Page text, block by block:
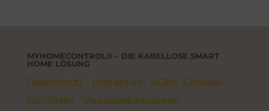
MYHOMECONTROL® – DIE KABELLOSE SMART
HOME LÖSUNG
Datenschutz Impressum AGBs Cookies-
Richtlinien
Versandinformationen